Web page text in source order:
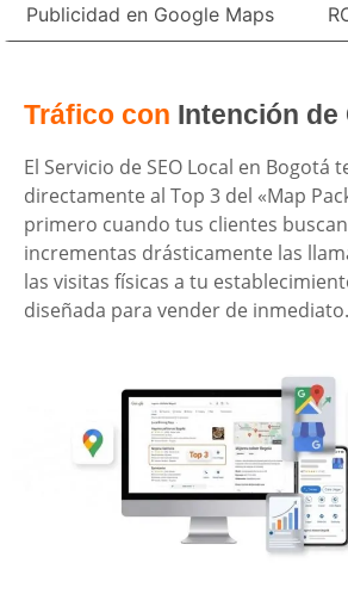
Publicidad en Google Maps
Tráfico con Intención de
El Servicio de SEO Local en Bogotá
directamente al Top 3 del «Map
primero cuando tus clientes
incrementas drásticamente las
las visitas físicas a tu
diseñada para vender de inmediato.